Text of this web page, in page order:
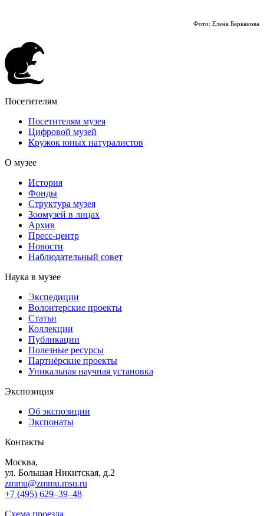
Фото: Елена Барканова
Посетителям
Посетителям музея
Цифровой музей
Кружок юных натуралистов
О музее
История
Фонды
Структура музея
Зоомузей в лицах
Архив
Пресс-центр
Новости
Наблюдательный совет
Наука в музее
Экспедиции
Волонтерские проекты
Статьи
Коллекции
Публикации
Полезные ресурсы
Партнёрские проекты
Уникальная научная установка
Экспозиция
Об экспозиции
Экспонаты
Контакты
Москва,
ул. Большая Никитская, д.2
zmmu@zmmu.msu.ru
+7 (495) 629–39–48